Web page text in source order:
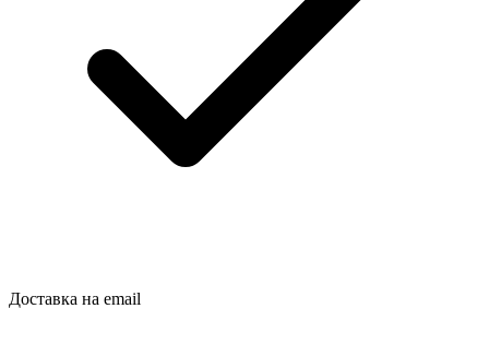
Доставка на email